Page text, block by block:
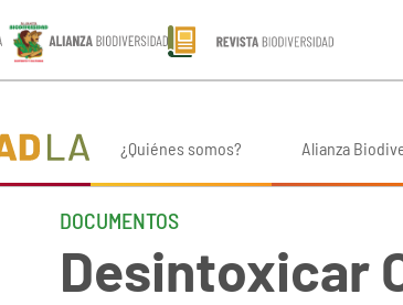
¿Quiénes somos? Alianza
DOCUMENTOS
Desintoxicar